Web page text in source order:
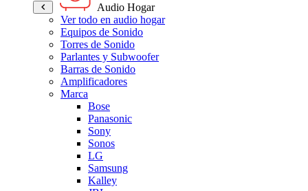
Audio Hogar
Ver todo en audio hogar
Equipos de Sonido
Torres de Sonido
Parlantes y Subwoofer
Barras de Sonido
Amplificadores
Marca
Bose
Panasonic
Sony
Sonos
LG
Samsung
Kalley